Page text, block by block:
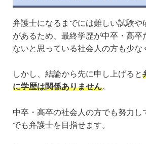
弁護士になるまでには難しい試験や
があるため、最終学歴が中卒・高卒
ないと思っている社会人の方も少な
しかし、結論から先に申し上げると
に学歴は関係ありません。
中卒・高卒の社会人の方でも努力し
でも弁護士を目指せます。